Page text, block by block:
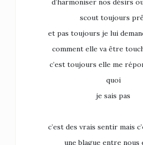
d’harmoniser nos désirs
scout toujours
et pas toujours je lui
comment elle va être
c’est toujours elle me
quoi
je sais pas
c’est des vrais sentir mais
une blague entre nous